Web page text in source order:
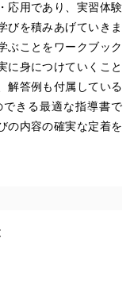
応用であり、実習体験
びを積みあげていきま
ぶことをワークブック
に身につけていくこと
解答例も付属している
きる最適な指導書で
の内容の確実な定着を